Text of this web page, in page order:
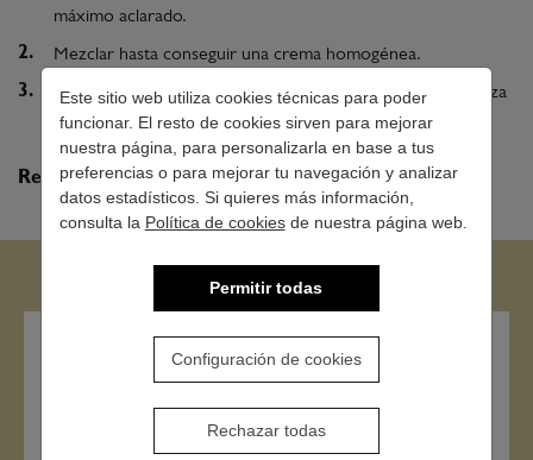
Este sitio web utiliza cookies técnicas para poder
funcionar. El resto de cookies sirven para mejorar
nuestra página, para personalizarla en base a tus
preferencias o para mejorar tu navegación y analizar
datos estadísticos. Si quieres más información,
consulta la Política de cookiesde nuestra página web.
Permitir todas
Configuración de cookies
Rechazar todas
máximo aclarado.
Mezclar hasta conseguir una crema homogénea.
Dejar actuar de 30 a 50 minutos en función de la naturaleza
del cabello
Reservado a Profesionales.
Contacto